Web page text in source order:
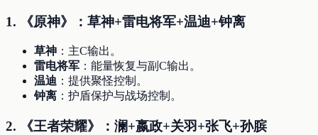
1. 《原神》：草神+雷电将军+温迪+钟离
草神 ：主C输出。
雷电将军 ：能量恢复与副C输出。
温迪 ：提供聚怪控制。
钟离 ：护盾保护与战场控制。
2. 《王者荣耀》：澜+嬴政+关羽+张飞+孙膑